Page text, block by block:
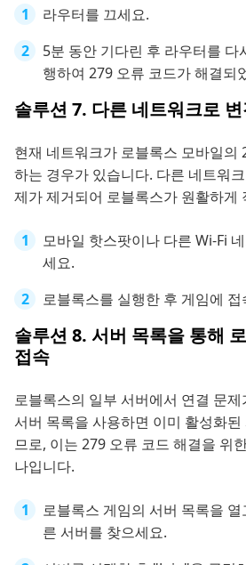
라우터를 끄세요.
5분 동안 기다린 후 라우터를 다
행하여 279 오류 코드가 해결되
솔루션 7. 다른 네트워크로 변
현재 네트워크가 로블록스 모바일의
하는 경우가 있습니다. 다른 네트워
제가 제거되어 로블록스가 원활하게
모바일 핫스팟이나 다른 Wi-Fi
세요.
로블록스를 실행한 후 게임에
솔루션 8. 서버 목록을 통해
접속
로블록스의 일부 서버에서 연결 문
서버 목록을 사용하면 이미 활성화
므로, 이는 279 오류 코드 해결을 위
나입니다.
로블록스 게임의 서버 목록을
른 서버를 찾으세요.